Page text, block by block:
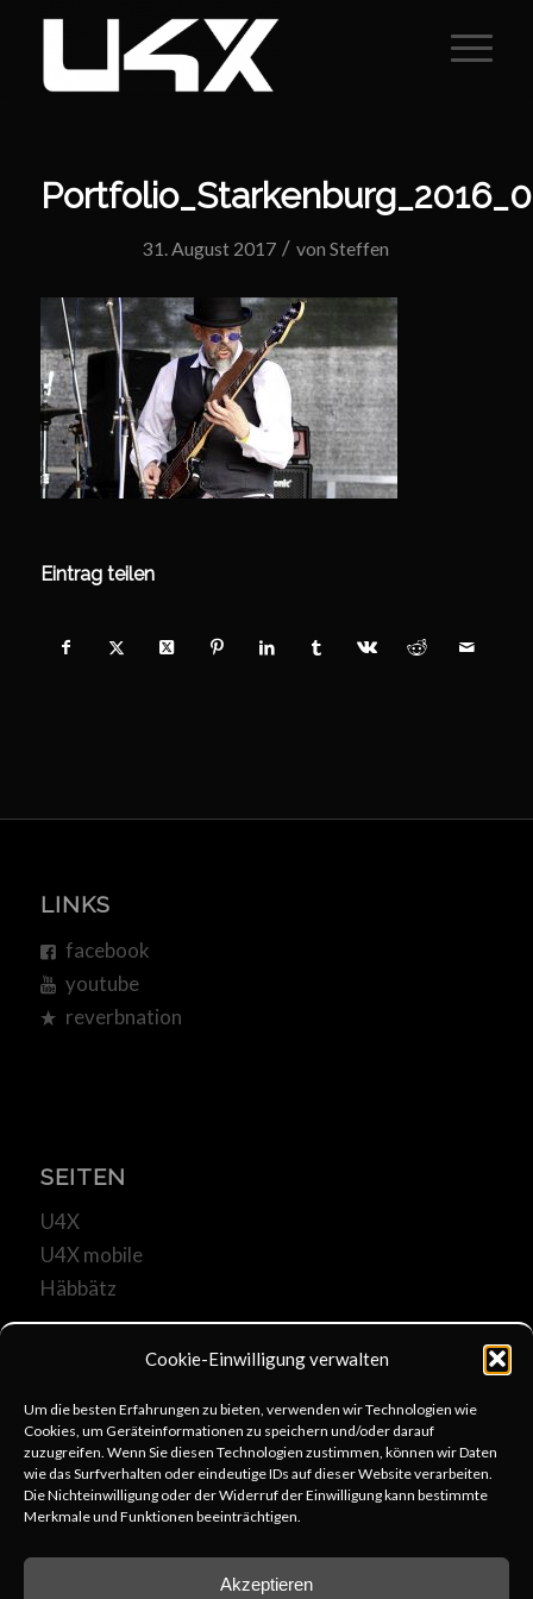
Cookie-Einwilligung verwalten
Um die besten Erfahrungen zu bieten, verwenden wir Technologien wie
Cookies, um Geräteinformationen zu speichern und/oder darauf
zuzugreifen. Wenn Sie diesen Technologien zustimmen, können wir Daten
wie das Surfverhalten oder eindeutige IDs auf dieser Website verarbeiten.
Die Nichteinwilligung oder der Widerruf der Einwilligung kann bestimmte
Merkmale und Funktionen beeinträchtigen.
Akzeptieren
31. August 2017 / vonSteffen
Eintrag teilen
LINKS
facebook
youtube
reverbnation
SEITEN
U4X
U4X mobile
Häbbätz
KOMMUNIKATION
u4x@web.de
+49 6253 806333
schreib uns